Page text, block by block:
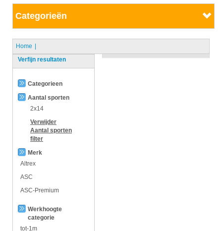
Categorieën
Home
Verfijn resultaten
Categorieen
Aantal sporten
2x14
Verwijder
Aantal sporten
filter
Merk
Altrex
ASC
ASC-Premium
Werkhoogte
categorie
tot-1m